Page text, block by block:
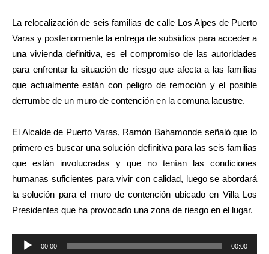
La relocalización de seis familias de calle Los Alpes de Puerto
Varas y posteriormente la entrega de subsidios para acceder a
una vivienda definitiva, es el compromiso de las autoridades
para enfrentar la situación de riesgo que afecta a las familias
que actualmente están con peligro de remoción y el posible
derrumbe de un muro de contención en la comuna lacustre.
El Alcalde de Puerto Varas, Ramón Bahamonde señaló que lo
primero es buscar una solución definitiva para las seis familias
que están involucradas y que no tenían las condiciones
humanas suficientes para vivir con calidad, luego se abordará
la solución para el muro de contención ubicado en Villa Los
Presidentes que ha provocado una zona de riesgo en el lugar.
Reproductor
00:00 00:00